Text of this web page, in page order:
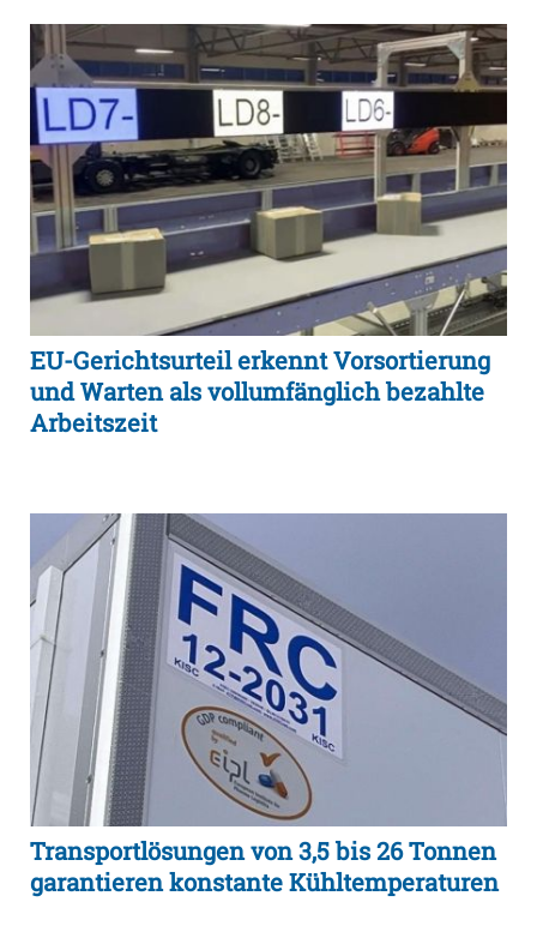
EU-Gerichtsurteil erkennt Vorsortierung
und Warten als vollumfänglich bezahlte
Arbeitszeit
Transportlösungen von 3,5 bis 26 Tonnen
garantieren konstante Kühltemperaturen